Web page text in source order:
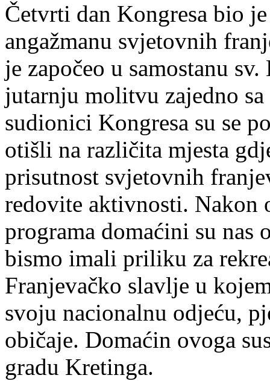
Četvrti dan Kongresa bio
angažmanu svjetovnih
je započeo u samostanu
jutarnju molitvu zajedno sa
sudionici Kongresa su se
otišli na različita mjesta
prisutnost svjetovnih
redovite aktivnosti. Nakon
programa domaćini su
bismo imali priliku za
Franjevačko slavlje u
svoju nacionalnu odjeću,
običaje. Domaćin ovoga
gradu Kretinga.